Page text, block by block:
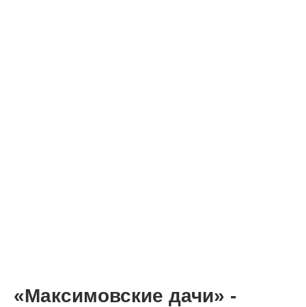
«Максимовские дачи» -